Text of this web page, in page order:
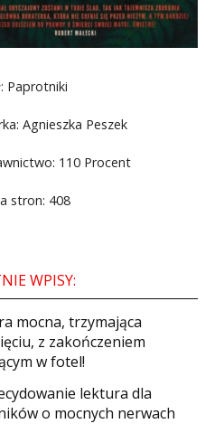
Paprotniki
Agnieszka Peszek
110 Procent
stron: 408
WPISY:
mocna, trzymająca
z zakończeniem
w fotel!
lektura dla
o mocnych nerwach